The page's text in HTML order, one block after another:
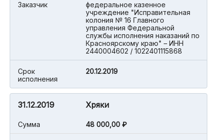
Заказчик
федеральное казенное
учреждение "Исправительная
колония № 16 Главного
управления Федеральной
службы исполнения наказаний по
Красноярскому краю" – ИНН
2440004602 / 1022401115868
Срок
исполнения
20.12.2019
31.12.2019 Хряки
Cумма 48 000,00 ₽